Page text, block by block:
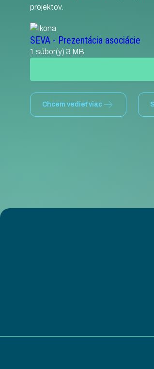
projektov.
SEVA - Prezentácia asociácie
1 súbor(y) 3 MB
Chcem vedieť viac